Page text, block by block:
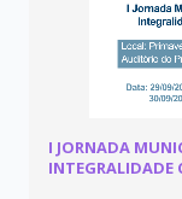
I JORNADA
INTEGRALIDADE